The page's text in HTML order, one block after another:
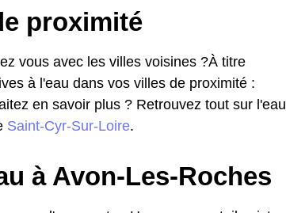
proximité
vous avec les villes voisines ?À titre
à l'eau dans vos villes de proximité :
en savoir plus ? Retrouvez tout sur l'eau
Saint-Cyr-Sur-Loire.
à Avon-Les-Roches